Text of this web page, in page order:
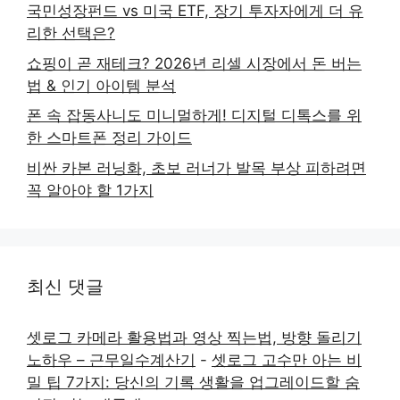
국민성장펀드 vs 미국 ETF, 장기 투자자에게 더 유
리한 선택은?
쇼핑이 곧 재테크? 2026년 리셀 시장에서 돈 버는
법 & 인기 아이템 분석
폰 속 잡동사니도 미니멀하게! 디지털 디톡스를 위
한 스마트폰 정리 가이드
비싼 카본 러닝화, 초보 러너가 발목 부상 피하려면
꼭 알아야 할 1가지
최신 댓글
셋로그 카메라 활용법과 영상 찍는법, 방향 돌리기
노하우 – 근무일수계산기 - 셋로그 고수만 아는 비
밀 팁 7가지: 당신의 기록 생활을 업그레이드할 숨